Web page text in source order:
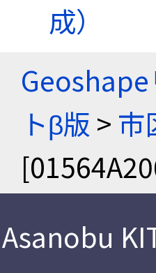
成）
Geoshape
トβ版 > 市
Asanobu